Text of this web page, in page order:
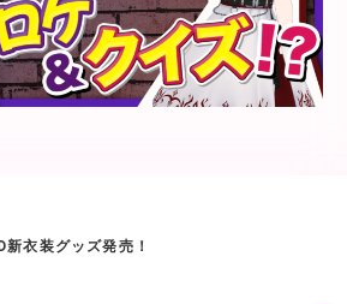
衣装グッズ発売！